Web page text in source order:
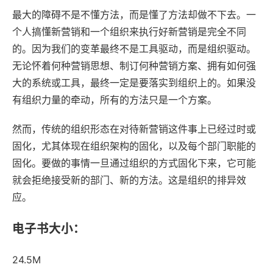
最大的障碍不是不懂方法，而是懂了方法却做不下去。一
个人搞懂新营销和一个组织来执行好新营销是完全不同
的。因为我们的变革最终不是工具驱动，而是组织驱动。
无论怀着何种营销思想、制订何种营销方案、拥有如何强
大的系统或工具，最终一定是要落实到组织上的。如果没
有组织力量的牵动，所有的方法只是一个方案。
然而，传统的组织形态在对待新营销这件事上已经过时或
固化，尤其体现在组织架构的固化，以及每个部门职能的
固化。要做的事情一旦通过组织的方式固化下来，它可能
就会拒绝接受新的部门、新的方法。这是组织的排异效
应。
电子书大小：
24.5M